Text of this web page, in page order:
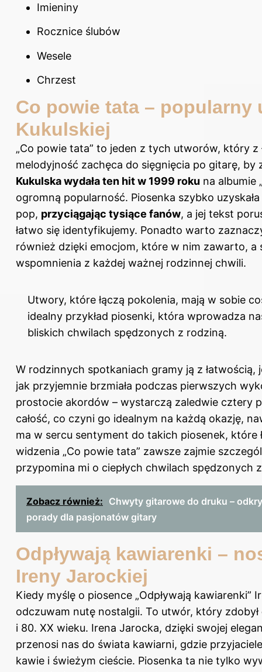
Imieniny
Rocznice ślubów
Wesele
Chrzest
Co powie tata – popularny
Kukulskiej
„Co powie tata” to jeden z tych utworów, który z
melodyjność zachęca do sięgnięcia po gitarę,
Kukulska wydała ten hit w 1999 roku na albumie
ogromną popularność. Piosenka szybko
pop, przyciągając tysiące fanów, a jej tekst
łatwo się identyfikujemy. Ponadto warto
również dzięki emocjom, które w nim zawarto,
wspomnienia z każdej ważnej rodzinnej chwili.
Utwory, które łączą pokolenia, mają w sobie
idealny przykład piosenki, która wprowadza
bliskich chwilach spędzonych z rodziną.
W rodzinnych spotkaniach gramy ją z
jak przyjemnie brzmiała podczas pierwszych
prostocie akordów – wystarczą zaledwie cztery
całość, co czyni go idealnym na każdą okazję,
ma w sercu sentyment do takich piosenek, które
widzenia „Co powie tata” zawsze zajmie
przypomina mi o ciepłych chwilach spędzonych
Zobacz również: Chwyty gitarowe do druku –
porady dla pasjonatów gitary
Odpływają kawiarenki –
Ireny Jarockiej
Kiedy myślę o piosence „Odpływają kawiarenki”
odczuwam nutę nostalgii. To utwór, który zdobył
i 80. XX wieku. Irena Jarocka, dzięki swojej
przenosi nas do świata kawiarni, gdzie
kawie i świeżym cieście. Piosenka ta nie tylko